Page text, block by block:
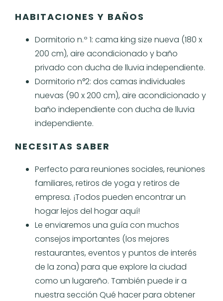
HABITACIONES Y BAÑOS
Dormitorio n.º 1: cama king size nueva (180 x
200 cm), aire acondicionado y baño
privado con ducha de lluvia independiente.
Dormitorio n°2: dos camas individuales
nuevas (90 x 200 cm), aire acondicionado y
baño independiente con ducha de lluvia
independiente.
NECESITAS SABER
Perfecto para reuniones sociales, reuniones
familiares, retiros de yoga y retiros de
empresa. ¡Todos pueden encontrar un
hogar lejos del hogar aquí!
Le enviaremos una guía con muchos
consejos importantes (los mejores
restaurantes, eventos y puntos de interés
de la zona) para que explore la ciudad
como un lugareño. También puede ir a
nuestra sección Qué hacer para obtener